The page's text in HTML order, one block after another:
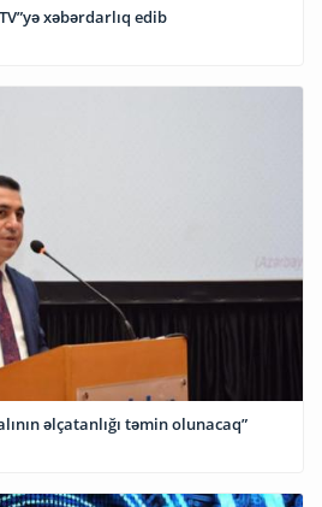
xəbərdarlıq edib
əlçatanlığı təmin olunacaq”